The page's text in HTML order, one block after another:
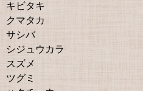
キビタキ
クマタカ
サシバ
シジュウカラ
スズメ
ツグミ